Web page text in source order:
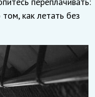
как летать без